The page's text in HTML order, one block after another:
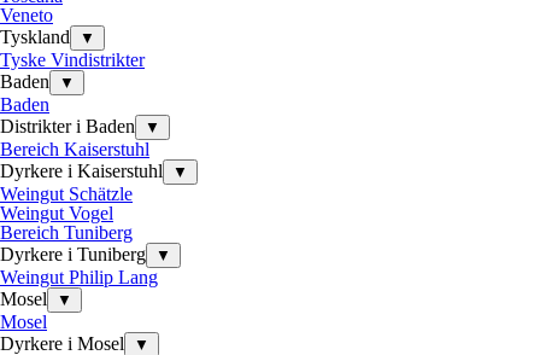
Veneto
Tyskland
▼
Tyske Vindistrikter
Baden
▼
Baden
Distrikter i Baden
▼
Bereich Kaiserstuhl
Dyrkere i Kaiserstuhl
▼
Weingut Schätzle
Weingut Vogel
Bereich Tuniberg
Dyrkere i Tuniberg
▼
Weingut Philip Lang
Mosel
▼
Mosel
Dyrkere i Mosel
▼